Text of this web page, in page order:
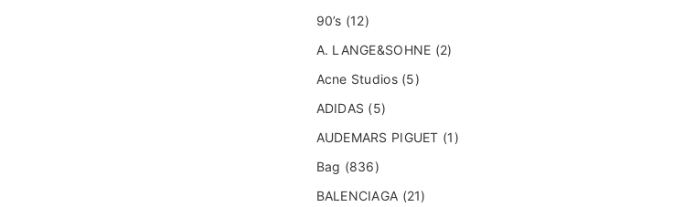
90’s (12)
A. LANGE&SOHNE (2)
Acne Studios (5)
ADIDAS (5)
AUDEMARS PIGUET (1)
Bag (836)
BALENCIAGA (21)